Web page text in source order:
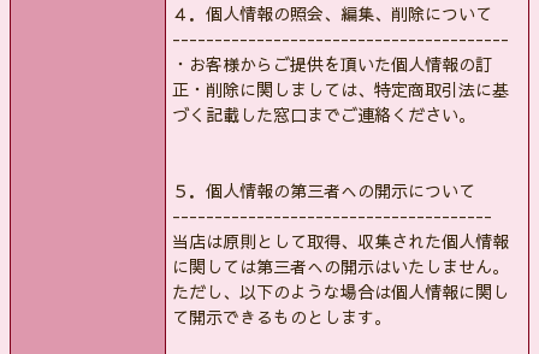
４．個人情報の照会、編集、削除について
----------------------------------------
・お客様からご提供を頂いた個人情報の訂
正・削除に関しましては、特定商取引法に基
づく記載した窓口までご連絡ください。
５．個人情報の第三者への開示について
--------------------------------------
当店は原則として取得、収集された個人情報
に関しては第三者への開示はいたしません。
ただし、以下のような場合は個人情報に関し
て開示できるものとします。